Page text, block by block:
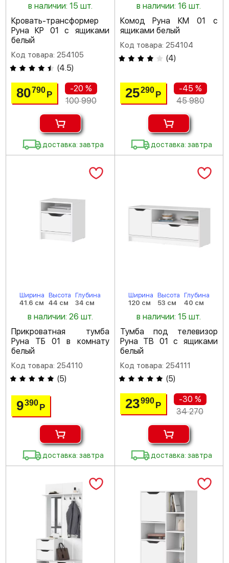
в наличии: 15 шт.
Кровать-трансформер
Руна КР 01 с ящиками
белый
Код товара: 254105
(4.5)
80790Р
-20 %
100 990
доставка: завтра
в наличии: 16 шт.
Комод Руна КМ 01 с
ящиками белый
Код товара: 254104
(4)
25290 Р
-45 %
45 980
доставка: завтра
Ширина
41.6 см
Высота
44 см
Глубина
34 см
в наличии: 26 шт.
Прикроватная тумба
Руна ТБ 01 в комнату
белый
Код товара: 254110
(5)
9390Р
доставка: завтра
Ширина
120 см
Высота
53 см
Глубина
40 см
в наличии: 15 шт.
Тумба под телевизор
Руна ТВ 01 с ящиками
белый
Код товара: 254111
(5)
23990 Р
-30 %
34 270
доставка: завтра